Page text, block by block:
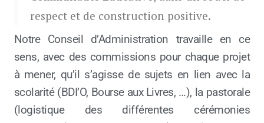
respect et de construction positive.
Notre Conseil d’Administration travaille en ce
sens, avec des commissions pour chaque projet
à mener, qu’il s’agisse de sujets en lien avec la
scolarité (BDI’O, Bourse aux Livres, …), la pastorale
(logistique des différentes cérémonies